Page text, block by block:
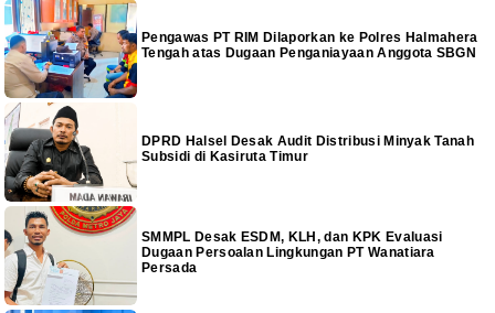
Pengawas PT RIM Dilaporkan ke Polres Halmahera
Tengah atas Dugaan Penganiayaan Anggota SBGN
DPRD Halsel Desak Audit Distribusi Minyak Tanah
Subsidi di Kasiruta Timur
SMMPL Desak ESDM, KLH, dan KPK Evaluasi
Dugaan Persoalan Lingkungan PT Wanatiara
Persada